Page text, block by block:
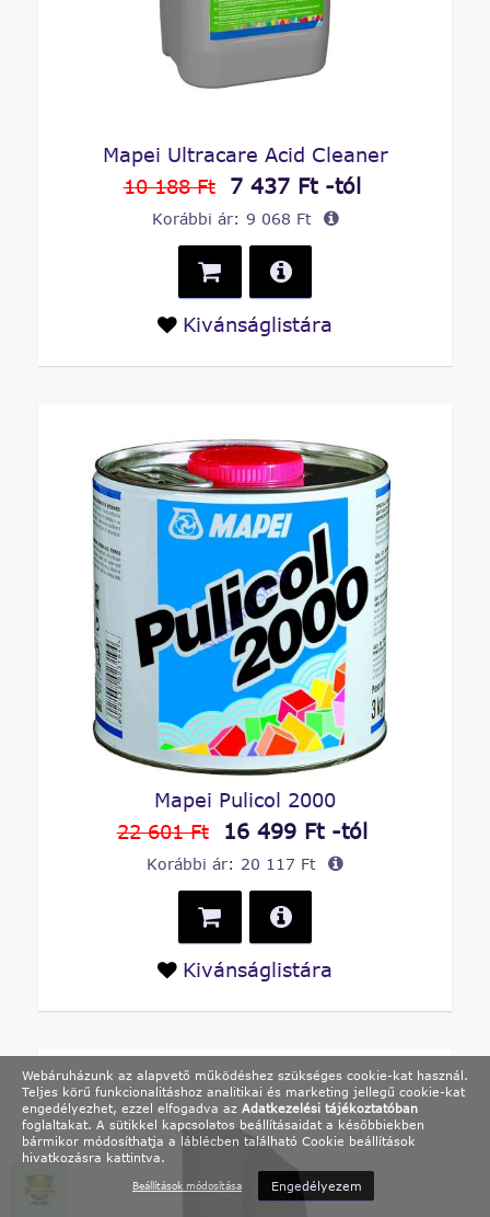
Webáruházunk az alapvető működéshez szükséges cookie-kat használ.
Teljes körű funkcionalitáshoz analitikai és marketing jellegű cookie-kat
engedélyezhet, ezzel elfogadva az Adatkezelési tájékoztatóban
foglaltakat. A sütikkel kapcsolatos beállításaidat a későbbiekben
bármikor módosíthatja a láblécben található Cookie beállítások
hivatkozásra kattintva.
Beállítások módosítása Engedélyezem
Mapei Ultracare Acid Cleaner
10 188 Ft
7 437 Ft -tól
Korábbi ár: 9 068 Ft
Kivánságlistára
Mapei Pulicol 2000
22 601 Ft
16 499 Ft -tól
Korábbi ár: 20 117 Ft
Kivánságlistára